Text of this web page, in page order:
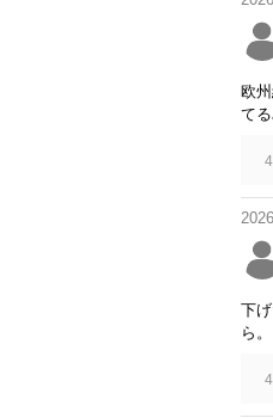
欧
てる
下
ら